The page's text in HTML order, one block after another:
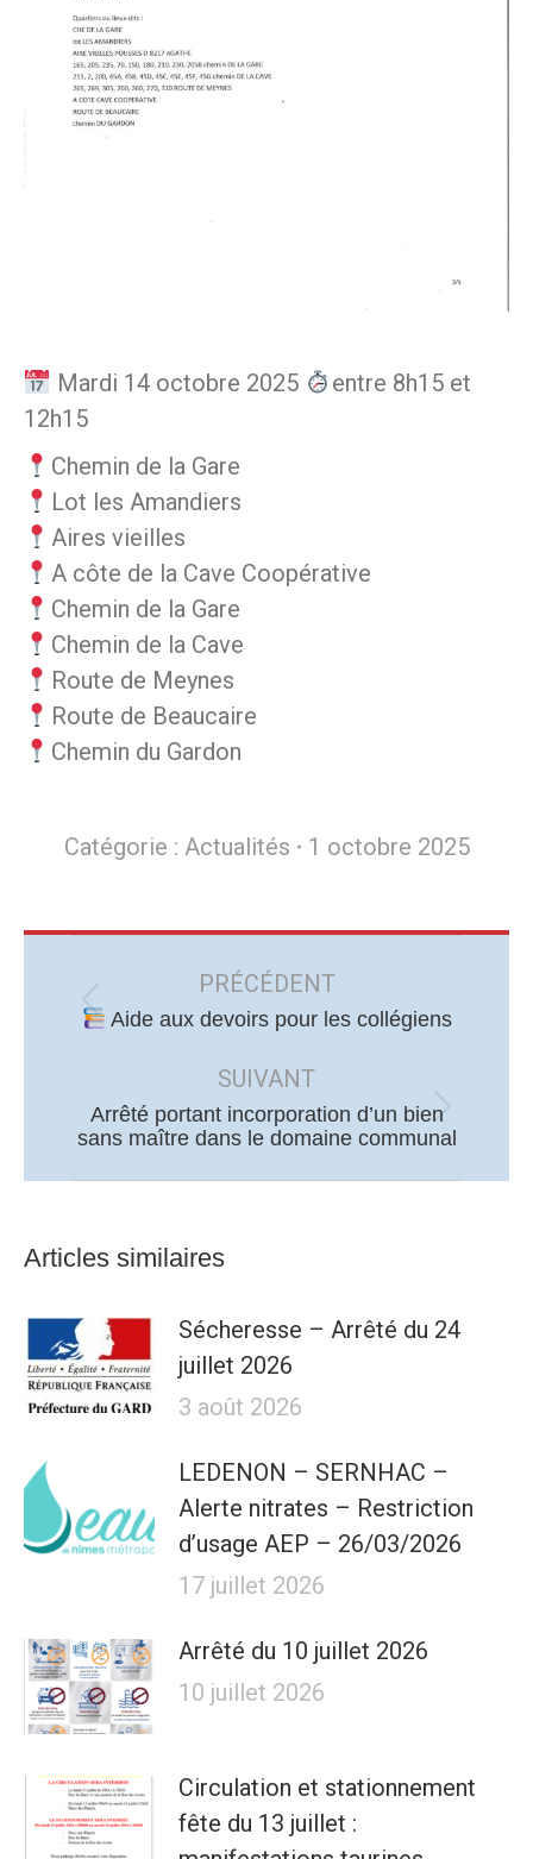
Mardi 14 octobre 2025
entre 8h15 et
12h15
Chemin de la Gare
Lot les Amandiers
Aires vieilles
A côte de la Cave Coopérative
Chemin de la Gare
Chemin de la Cave
Route de Meynes
Route de Beaucaire
Chemin du Gardon
Catégorie : Actualités 1 octobre 2025
PRÉCÉDENT
Article
:
Aide aux devoirs pour les collégiens
SUIVANT
Article
Arrêté portant incorporation d’un bien
sans maître dans le domaine communal
Articles similaires
Sécheresse – Arrêté du 24
juillet 2026
3 août 2026
LEDENON – SERNHAC –
Alerte nitrates – Restriction
d’usage AEP – 26/03/2026
17 juillet 2026
Arrêté du 10 juillet 2026
10 juillet 2026
Circulation et stationnement
fête du 13 juillet :